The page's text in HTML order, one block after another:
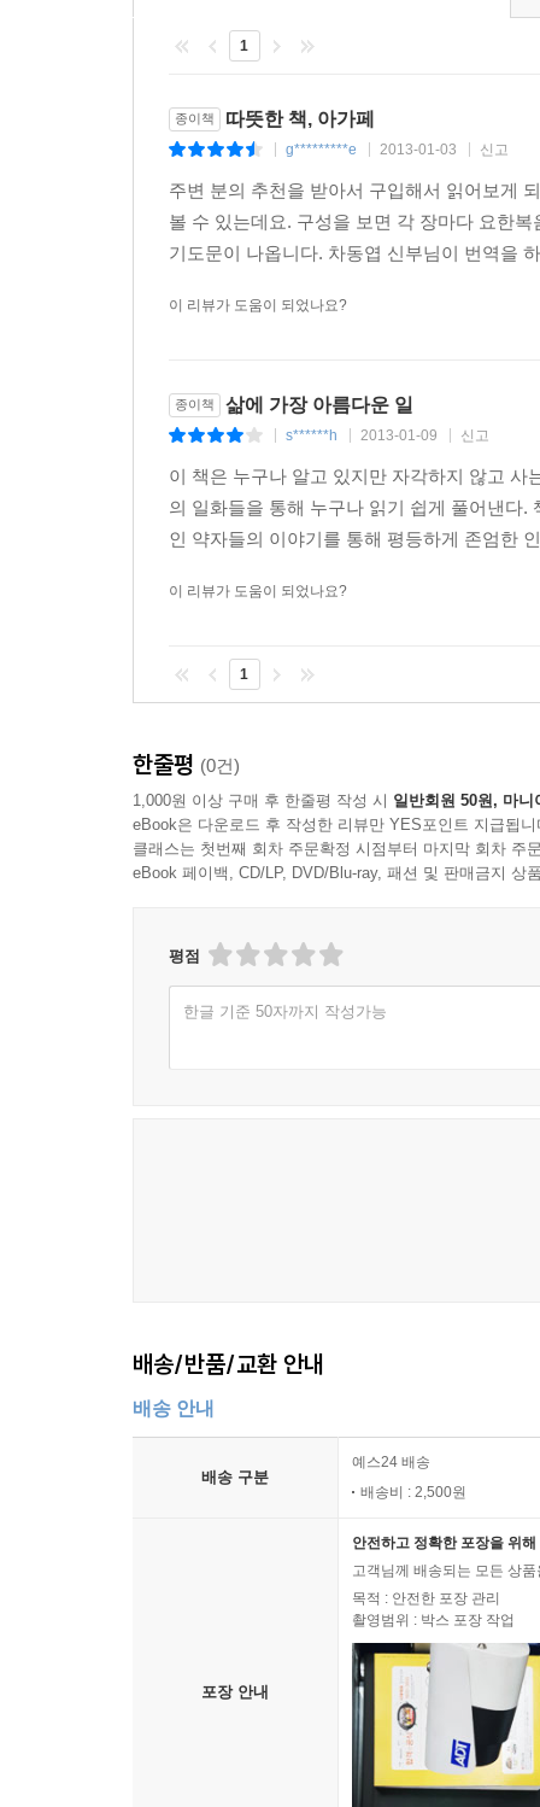
1
종이책 따뜻한 책, 아가페
g*********e 2013-01-03 신고
주변 분의 추천을 받아서 구입해서 읽어보게
볼 수 있는데요. 구성을 보면 각 장마다 요한
기도문이 나옵니다. 차동엽 신부님이 번역을
이 리뷰가 도움이 되었나요?
종이책 삶에 가장 아름다운 일
s******h 2013-01-09 신고
이 책은 누구나 알고 있지만 자각하지 않고
의 일화들을 통해 누구나 읽기 쉽게 풀어낸다
인 약자들의 이야기를 통해 평등하게 존엄한
이 리뷰가 도움이 되었나요?
1
한줄평 (0건)
1,000원 이상 구매 후 한줄평 작성 시 일반회원 50원, 마니
eBook은 다운로드 후 작성한 리뷰만 YES포인트 지급됩니
클래스는 첫번째 회차 주문확정 시점부터 마지막 회차 주
eBook 페이백, CD/LP, DVD/Blu-ray, 패션 및 판매금지 상
평점
한글 기준 50자까지 작성가능
배송/반품/교환 안내
배송 안내
배송 구분
예스24 배송
배송비 : 2,500원
포장 안내
안전하고 정확한 포장을 위
고객님께 배송되는 모든 상
목적 : 안전한 포장 관리
촬영범위 : 박스 포장 작업